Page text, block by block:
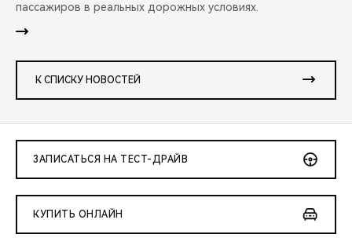
пассажиров в реальных дорожных условиях.
К СПИСКУ НОВОСТЕЙ
ЗАПИСАТЬСЯ НА ТЕСТ-ДРАЙВ
КУПИТЬ ОНЛАЙН